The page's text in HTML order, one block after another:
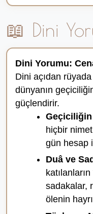
📖 Dini
Dini Yorumu:
Dini açıdan
dünyanın
güçlendirir.
Geçiciliğin
hiçbir
gün hesap
Duâ ve
sadakalar,
ölenin